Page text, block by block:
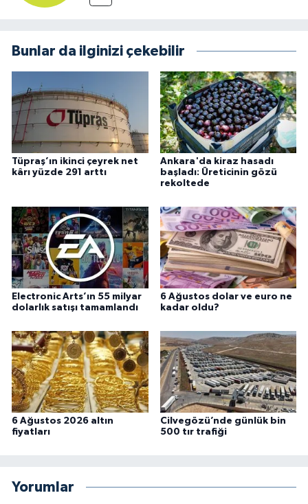
Bunlar da ilginizi çekebilir
Tüpraş’ın ikinci çeyrek net
kârı yüzde 291 arttı
Ankara'da kiraz hasadı
başladı: Üreticinin gözü
rekoltede
Electronic Arts’ın 55 milyar
dolarlık satışı tamamlandı
6 Ağustos dolar ve euro ne
kadar oldu?
6 Ağustos 2026 altın
fiyatları
Cilvegözü’nde günlük bin
500 tır trafiği
Yorumlar